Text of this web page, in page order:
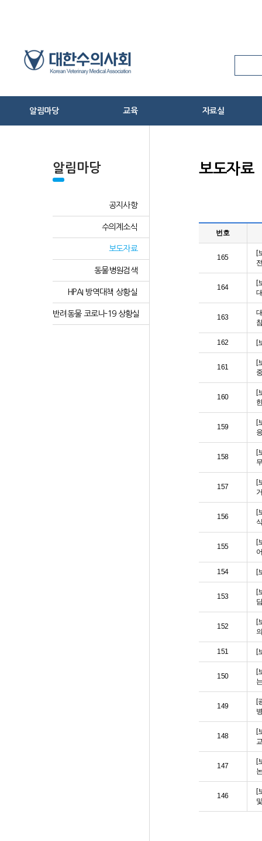
알림마당
보도자료
반려동물 코로나-19 상황실
교육 자료실
학술 및 교육자료
기타
알림마당
공지사항
수의계소식
보도자료
동물병원검색
HPAI 방역대책 상황실
반려동물 코로나-19 상황실
보도자료
번호
165
[
164
[
163
162 [
161
[
160
[
159
[
158
[
157
[
156
[
155
[
154 [
153
[
152
[
151 [
150
[
149
[
148
[
147
[
146
[